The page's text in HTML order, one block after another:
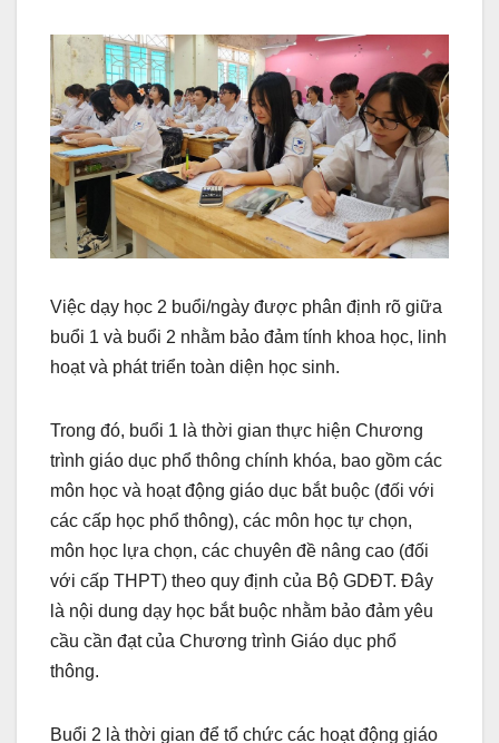
Việc dạy học 2 buổi/ngày được phân định rõ giữa
buổi 1 và buổi 2 nhằm bảo đảm tính khoa học, linh
hoạt và phát triển toàn diện học sinh.
Trong đó, buổi 1 là thời gian thực hiện Chương
trình giáo dục phổ thông chính khóa, bao gồm các
môn học và hoạt động giáo dục bắt buộc (đối với
các cấp học phổ thông), các môn học tự chọn,
môn học lựa chọn, các chuyên đề nâng cao (đối
với cấp THPT) theo quy định của Bộ GDĐT. Đây
là nội dung dạy học bắt buộc nhằm bảo đảm yêu
cầu cần đạt của Chương trình Giáo dục phổ
thông.
Buổi 2 là thời gian để tổ chức các hoạt động giáo